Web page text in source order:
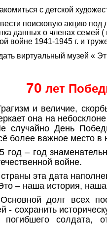
с детской
акцию под
данных о членах семей
войне 1941-1945 г. и
музей «
70 лет
величие, скорбь и
она на
случайно День
более важное место в
год
войне.
эта дата
– наша история,
долг всех
- сохранить
солдата,